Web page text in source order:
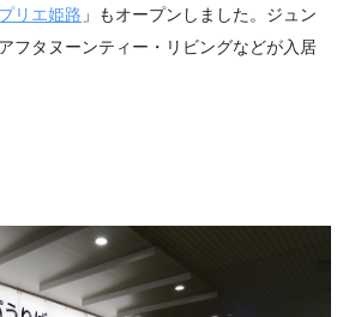
プリエ姫路 」もオープンしました。ジュン
フタヌーンティー・リビングなどが入居